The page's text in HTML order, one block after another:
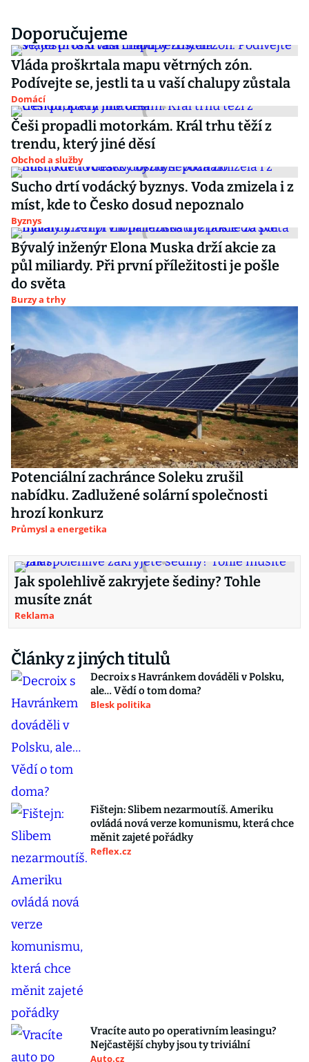
Doporučujeme
Vláda proškrtala mapu větrných zón.
Podívejte se, jestli ta u vaší chalupy zůstala
Domácí
Češi propadli motorkám. Král trhu těží z
trendu, který jiné děsí
Obchod a služby
Sucho drtí vodácký byznys. Voda zmizela i z
míst, kde to Česko dosud nepoznalo
Byznys
Bývalý inženýr Elona Muska drží akcie za
půl miliardy. Při první příležitosti je pošle
do světa
Burzy a trhy
Potenciální zachránce Soleku zrušil
nabídku. Zadlužené solární společnosti
hrozí konkurz
Průmysl a energetika
Jak spolehlivě zakryjete šediny? Tohle
musíte znát
Reklama
Články z jiných titulů
Decroix s Havránkem dováděli v Polsku,
ale… Vědí o tom doma?
Blesk politika
Fištejn: Slibem nezarmoutíš. Ameriku
ovládá nová verze komunismu, která chce
měnit zajeté pořádky
Reflex.cz
Vracíte auto po operativním leasingu?
Nejčastější chyby jsou ty triviální
Auto.cz